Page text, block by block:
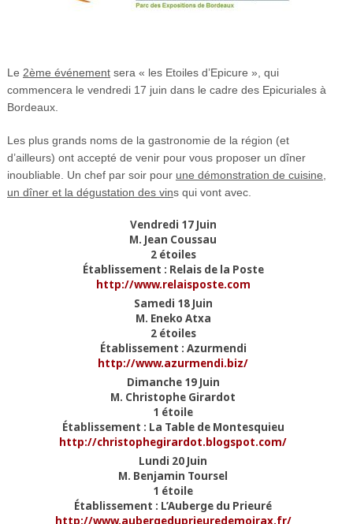
Le 2ème événementsera « les Etoiles d’Epicure », qui
commencera le vendredi 17 juin dans le cadre des Epicuriales à
Bordeaux.
Les plus grands noms de la gastronomie de la région (et
d’ailleurs) ont accepté de venir pour vous proposer un dîner
inoubliable. Un chef par soir pour une démonstration de cuisine,
un dîner et la dégustation des vins qui vont avec.
Vendredi 17 Juin
M. Jean Coussau
2 étoiles
Établissement : Relais de la Poste
http://www.relaisposte.com
Samedi 18 Juin
M. Eneko Atxa
2 étoiles
Établissement : Azurmendi
http://www.azurmendi.biz/
Dimanche 19 Juin
M. Christophe Girardot
1 étoile
Établissement : La Table de Montesquieu
http://christophegirardot.blogspot.com/
Lundi 20 Juin
M. Benjamin Toursel
1 étoile
Établissement : L’Auberge du Prieuré
http://www.aubergeduprieuredemoirax.fr/